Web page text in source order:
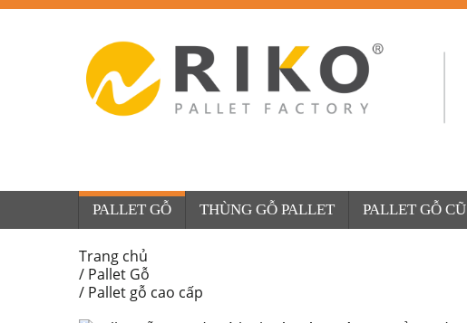
PALLET GỖ THÙNG GỖ PALLET PALLET GỖ CŨ
Trang chủ
/ Pallet Gỗ
/ Pallet gỗ cao cấp